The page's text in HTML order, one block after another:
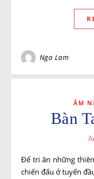
Nga Lam
ÂM
Bàn
Để tri ân những thiên thần áo trắng, các bác sĩ , y tá
chiến đấu ở tuyến